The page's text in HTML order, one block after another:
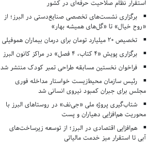
استقرار نظام صلاحیت حرفه‌ای در کشور
برگزاری نشست‌های تخصصی صنایع‌دستی در البرز؛ از
«روح خیال» تا «گل‌های همیشه بهار»
تخصیص ۲۰ میلیارد تومان برای درمان بیماران هموفیلی
برگزاری پویش «۴ کتاب، ۴ فصل» در مراکز کانون البرز
فراخوان نخستین مسابقه طراحی تمبر کودک منتشر شد
رئیس سازمان محیط‌زیست خواستار مداخله فوری
مجلس برای جبران کمبود نیروی انسانی شد
شتاب‌گیری پروژه ملی «جی‌نف» در روستاهای البرز با
محوریت هم‌افزایی دهیاران و پست
هم‌افزایی اقتصادی در البرز؛ از توسعه زیرساخت‌های
آبی تا استقرار میز خدمت مالیاتی